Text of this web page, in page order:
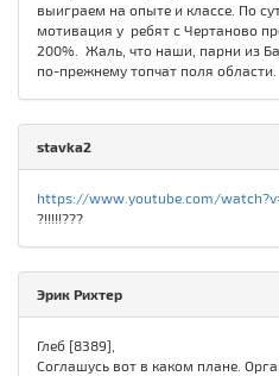
выиграем на опыте и классе. По
мотивация у ребят с Чертаново
200%. Жаль, что наши, парни из
по-прежнему топчат поля области.
stavka2
https://www.youtube.com/
?!!!!!???
Эрик Рихтер
Глеб [8389],
Соглашусь вот в каком плане.